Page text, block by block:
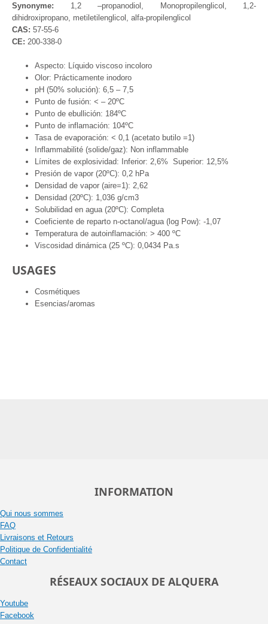
Synonyme: 1,2 –propanodiol, Monopropilenglicol, 1,2-
dihidroxipropano, metiletilenglicol, alfa-propilenglicol
CAS: 57-55-6
CE: 200-338-0
Aspecto: Líquido viscoso incoloro
Olor: Prácticamente inodoro
pH (50% solución): 6,5 – 7,5
Punto de fusión: < – 20ºC
Punto de ebullición: 184ºC
Punto de inflamación: 104ºC
Tasa de evaporación: < 0,1 (acetato butilo =1)
Inflammabilité (solide/gaz): Non inflammable
Límites de explosividad: Inferior: 2,6% Superior: 12,5%
Presión de vapor (20ºC): 0,2 hPa
Densidad de vapor (aire=1): 2,62
Densidad (20ºC): 1,036 g/cm3
Solubilidad en agua (20ºC): Completa
Coeficiente de reparto n-octanol/agua (log Pow): -1,07
Temperatura de autoinflamación: > 400 ºC
Viscosidad dinámica (25 ºC): 0,0434 Pa.s
USAGES
Cosmétiques
Esencias/aromas
INFORMATION
Qui nous sommes
FAQ
Livraisons et Retours
Politique de Confidentialité
Contact
RÉSEAUX SOCIAUX DE ALQUERA
Youtube
Facebook